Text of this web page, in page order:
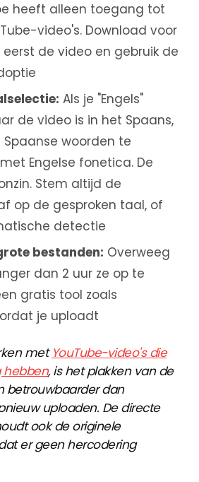
heeft alleen toegang tot
video's. Download voor
de video en gebruik de
Als je "Engels"
de video is in het Spaans,
Spaanse woorden te
Engelse fonetica. De
Stem altijd de
op de gesproken taal, of
detectie
bestanden: Overweeg
dan 2 uur ze op te
gratis tool zoals
je uploadt
met YouTube-video's die
hebben, is het plakken van de
betrouwbaarder dan
uploaden. De directe
ook de originele
er geen hercodering